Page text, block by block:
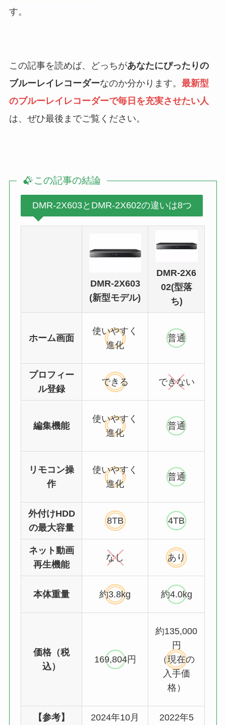
す。
この記事を読めば、どっちがあなたにぴったりの
ブルーレイレコーダーなのか分かります。 最新型
のブルーレイレコーダーで毎日を充実させたい人
は、ぜひ最後までご覧ください。
この記事の結論
DMR-2X603とDMR-2X602の違いは8つ
DMR-2X603
(新型モデル)
DMR-2X6
02(型落
ち)
ホーム画面
使いやすく
進化
普通
プロフィー
ル登録
できる できない
編集機能
使いやすく
進化
普通
リモコン操
作
使いやすく
進化
普通
外付けHDD
の最大容量
8TB 4TB
ネット動画
再生機能
なし あり
本体重量 約3.8kg 約4.0kg
価格（税
込）
169,804円
約135,000
円
（現在の
入手価
格）
【参考】
2024年10月
2022年5